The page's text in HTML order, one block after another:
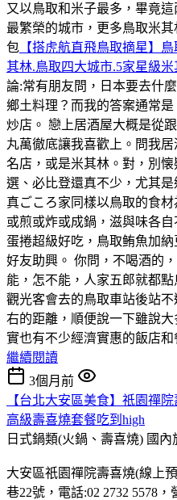
又以鳥取和米子最多，畢竟
最繁榮的城市，更多鳥取米
包 【搭虎航直飛鳥取摘星】
其林.鳥取四大城市.5家星級
論:常有朋友問，日本要去什
鄉土料理？而我的答案通常
炒店。 戀上居酒屋大概是從
丸萬徹底讓我喜歡上。問我
名店，或是米其林。對，別
選、必比登還真不少，尤其
真ごころ家同樣以鳥取的食
或煎或炸或成鍋，滋與味各
蛋捲超級好吃，鳥取鲔魚加
好友助興。 你問，不喝酒的
能，怎不能，人家五郎就都
觀光客會去的鳥取車站後站
右的距離，順便說一下雖說
實也有不少經濟實惠的飯店和
繼續閱讀
3個月前
【台北大安區美食】祇園禪
高級壽喜燒套餐吃到high
日式鍋類(火鍋、壽喜燒) 國內
大安區祇園禪院壽喜燒(線上
巷22號，電話:02 2732 5578，